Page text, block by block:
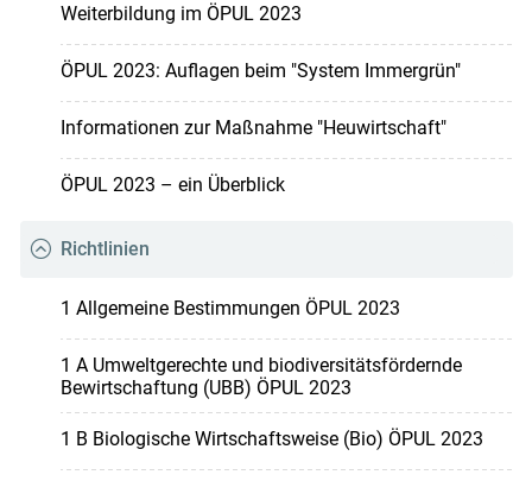
Weiterbildung im ÖPUL 2023
ÖPUL 2023: Auflagen beim "System Immergrün"
Informationen zur Maßnahme "Heuwirtschaft"
ÖPUL 2023 – ein Überblick
Richtlinien
1 Allgemeine Bestimmungen ÖPUL 2023
1 A Umweltgerechte und biodiversitätsfördernde
Bewirtschaftung (UBB) ÖPUL 2023
1 B Biologische Wirtschaftsweise (Bio) ÖPUL 2023